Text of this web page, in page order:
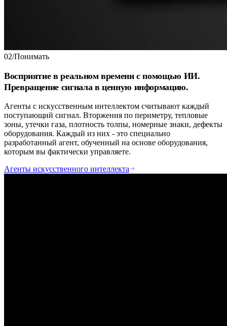
02/Понимать
Восприятие в реальном времени с помощью ИИ.
Превращение сигнала в ценную информацию.
Агенты с искусственным интеллектом считывают каждый
поступающий сигнал. Вторжения по периметру, тепловые
зоны, утечки газа, плотность толпы, номерные знаки, дефекты
оборудования. Каждый из них - это специально
разработанный агент, обученный на основе оборудования,
которым вы фактически управляете.
Агенты искусственного интеллекта